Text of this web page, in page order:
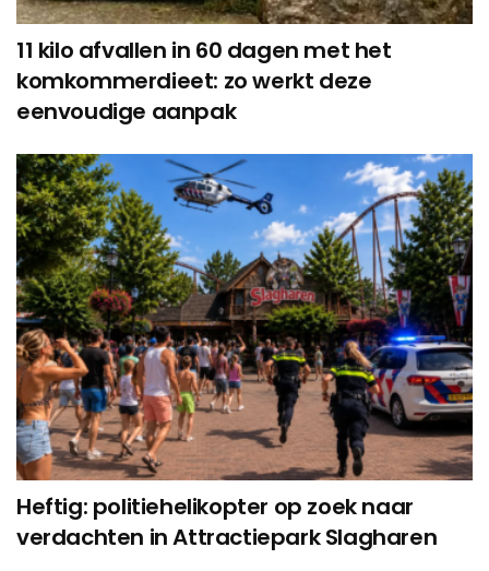
11 kilo afvallen in 60 dagen met het
komkommerdieet: zo werkt deze
eenvoudige aanpak
Heftig: politiehelikopter op zoek naar
verdachten in Attractiepark Slagharen